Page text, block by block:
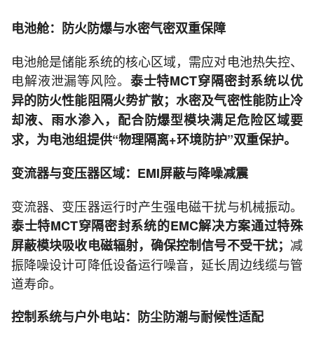
电池舱：防火防爆与水密气密双重保障
电池舱是储能系统的核心区域，需应对电池热失控、
电解液泄漏等风险。 泰士特MCT穿隔密封系统以优
异的防火性能阻隔火势扩散；水密及气密性能防止冷
却液、雨水渗入，配合防爆型模块满足危险区域要
求，为电池组提供“物理隔离+环境防护”双重保护。
变流器与变压器区域：EMI屏蔽与降噪减震
变流器、变压器运行时产生强电磁干扰与机械振动。
泰士特MCT穿隔密封系统的EMC解决方案通过特殊
屏蔽模块吸收电磁辐射，确保控制信号不受干扰； 减
振降噪设计可降低设备运行噪音，延长周边线缆与管
道寿命。
控制系统与户外电站：防尘防潮与耐候性适配